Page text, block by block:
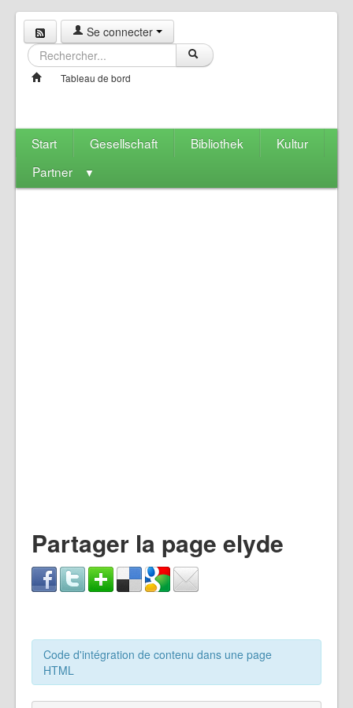
Se connecter
Tableau de bord
Start Gesellschaft Bibliothek
Kultur
Partner
▼
Partager la page elyde
Code d'intégration de contenu dans une page
HTML